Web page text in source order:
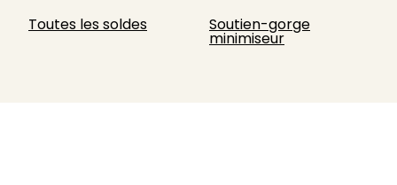
Toutes les soldes
Soutien-gorge
minimiseur